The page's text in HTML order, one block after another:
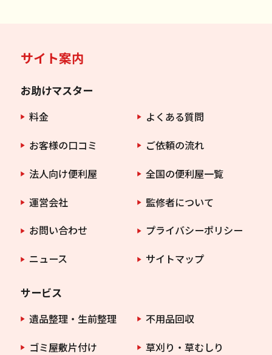
サイト案内
お助けマスター
料金
よくある質問
お客様の口コミ
ご依頼の流れ
法人向け便利屋
全国の便利屋一覧
運営会社
監修者について
お問い合わせ
プライバシーポリシー
ニュース
サイトマップ
サービス
遺品整理・生前整理
不用品回収
ゴミ屋敷片付け
草刈り・草むしり